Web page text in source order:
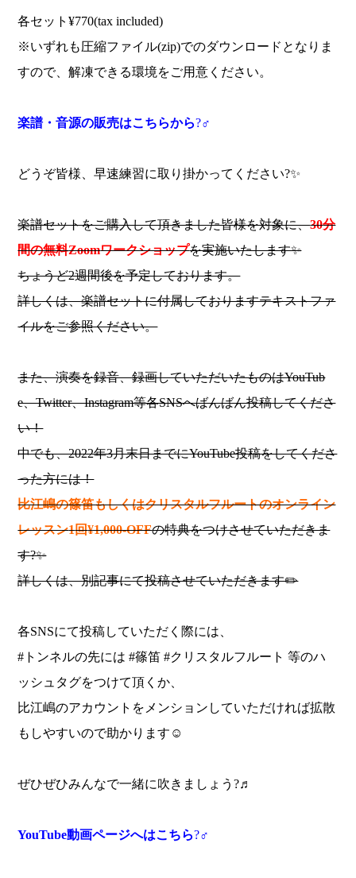
各セット¥770(tax included)
※いずれも圧縮ファイル(zip)でのダウンロードとなりま
すので、解凍できる環境をご用意ください。
楽譜・音源の販売はこちらから?‍♂️
どうぞ皆様、早速練習に取り掛かってください?✨
楽譜セットをご購入して頂きました皆様を対象に、30分
間の無料Zoomワークショップを実施いたします✨
ちょうど2週間後を予定しております。
詳しくは、楽譜セットに付属しておりますテキストファ
イルをご参照ください。
また、演奏を録音、録画していただいたものはYouTub
e、Twitter、Instagram等各SNSへばんばん投稿してくださ
い！
中でも、2022年3月末日までにYouTube投稿をしてくださ
った方には！
比江嶋の篠笛もしくはクリスタルフルートのオンライン
レッスン1回¥1,000-OFFの特典をつけさせていただきま
す?✨
詳しくは、別記事にて投稿させていただきます✏️
各SNSにて投稿していただく際には、
#トンネルの先には #篠笛 #クリスタルフルート 等のハ
ッシュタグをつけて頂くか、
比江嶋のアカウントをメンションしていただければ拡散
もしやすいので助かります☺️
ぜひぜひみんなで一緒に吹きましょう?♬
YouTube動画ページへはこちら?‍♂️